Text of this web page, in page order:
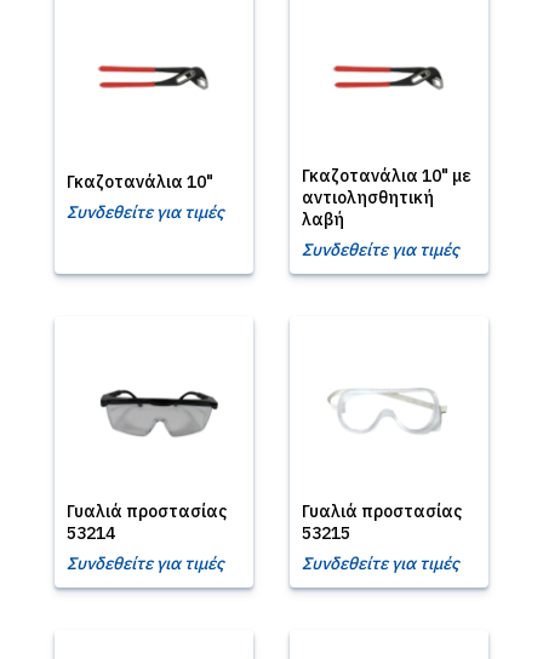
Γκαζοτανάλια 10"
Συνδεθείτε για τιμές
Γκαζοτανάλια 10" με
αντιολησθητική
λαβή
Συνδεθείτε για τιμές
Γυαλιά προστασίας
53214
Συνδεθείτε για τιμές
Γυαλιά προστασίας
53215
Συνδεθείτε για τιμές